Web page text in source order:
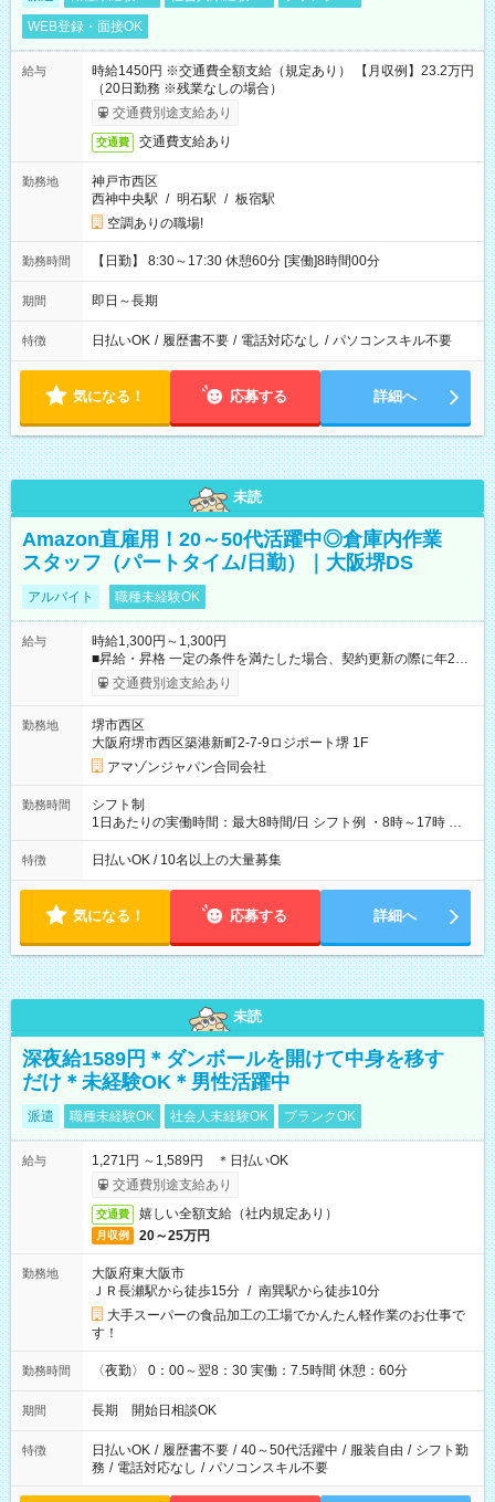
WEB登録・面接OK
給与
時給1450円 ※交通費全額支給（規定あり） 【月収例】23.2万円
（20日勤務 ※残業なしの場合）
交通費別途支給あり
交通費 交通費支給あり
勤務地
神戸市西区
西神中央駅 / 明石駅 / 板宿駅
空調ありの職場!
勤務時間 【日勤】 8:30～17:30 休憩60分 [実働]8時間00分
期間 即日～長期
特徴 日払いOK / 履歴書不要 / 電話対応なし / パソコンスキル不要
気になる！ 応募する 詳細へ
未読
Amazon直雇用！20～50代活躍中◎倉庫内作業
スタッフ（パートタイム/日勤）｜大阪堺DS
アルバイト 職種未経験OK
給与
時給1,300円～1,300円
■昇給・昇格 一定の条件を満たした場合、契約更新の際に年2回
まで昇給の機会があります。 ■正社員登用制度あり ※月末締/翌
月25日支払い ※時間外手当、別途支給 ※深夜割増賃金 (22:00～
☆Amazon直雇用で安定して働けます！ 【試用期間】試用期間
あり 試用期間の長さ：1週間 雇用形態、給与は本採用時と同じ
です。
交通費別途支給あり
勤務地
堺市西区
大阪府堺市西区築港新町2-7-9ロジポート堺 1F
アマゾンジャパン合同会社
勤務時間
シフト制
1日あたりの実働時間：最大8時間/日 シフト例 ・8時～17時 ・
12時～21時
特徴 日払いOK / 10名以上の大量募集
気になる！ 応募する 詳細へ
未読
深夜給1589円＊ダンボールを開けて中身を移す
だけ＊未経験OK＊男性活躍中
派遣 職種未経験OK 社会人未経験OK ブランクOK
給与
1,271円 ～1,589円 ＊日払いOK
交通費別途支給あり
交通費 嬉しい全額支給（社内規定あり）
月収例 20～25万円
勤務地
大阪府東大阪市
ＪＲ長瀬駅から徒歩15分 / 南巽駅から徒歩10分
大手スーパーの食品加工の工場でかんたん軽作業のお仕事で
す！
勤務時間 〈夜勤〉 0：00～翌8：30 実働：7.5時間 休憩：60分
期間 長期 開始日相談OK
特徴 日払いOK / 履歴書不要 / 40～50代活躍中 / 服装自由 / シフト勤
務 / 電話対応なし / パソコンスキル不要